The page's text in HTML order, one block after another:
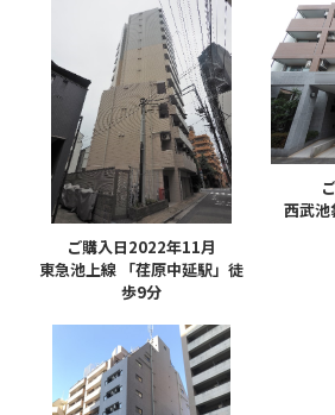
ご購入日2022年11月
東急池上線 「荏原中延駅」徒
歩9分
西武池